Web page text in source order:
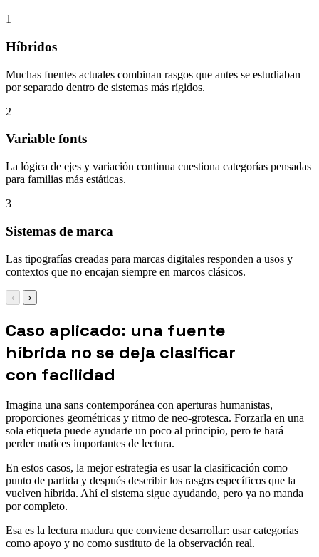
1
Híbridos
Muchas fuentes actuales combinan rasgos que antes se estudiaban
por separado dentro de sistemas más rígidos.
2
Variable fonts
La lógica de ejes y variación continua cuestiona categorías pensadas
para familias más estáticas.
3
Sistemas de marca
Las tipografías creadas para marcas digitales responden a usos y
contextos que no encajan siempre en marcos clásicos.
‹ ›
Caso aplicado: una fuente
híbrida no se deja clasificar
con facilidad
Imagina una sans contemporánea con aperturas humanistas,
proporciones geométricas y ritmo de neo-grotesca. Forzarla en una
sola etiqueta puede ayudarte un poco al principio, pero te hará
perder matices importantes de lectura.
En estos casos, la mejor estrategia es usar la clasificación como
punto de partida y después describir los rasgos específicos que la
vuelven híbrida. Ahí el sistema sigue ayudando, pero ya no manda
por completo.
Esa es la lectura madura que conviene desarrollar: usar categorías
como apoyo y no como sustituto de la observación real.